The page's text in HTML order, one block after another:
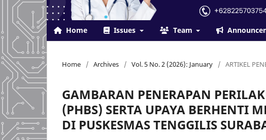
Home Issues Team
Home / Archives / Vol. 5 No. 2 (2026): January / ARTIKEL
GAMBARAN PENERAPAN
(PHBS) SERTA UPAYA BERHENTI
DI PUSKESMAS TENGGILIS